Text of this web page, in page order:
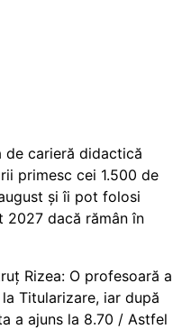
de carieră didactică
primesc cei 1.500 de
și îi pot folosi
2027 dacă rămân în
Rizea: O profesoară a
Titularizare, iar după
a ajuns la 8.70 / Astfel